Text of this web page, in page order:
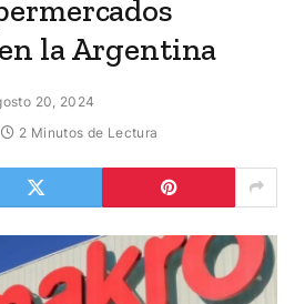
la Argentina
20, 2024
2 Minutos de Lectura